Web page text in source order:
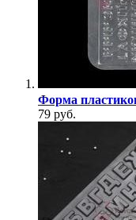
Форма
79 руб.